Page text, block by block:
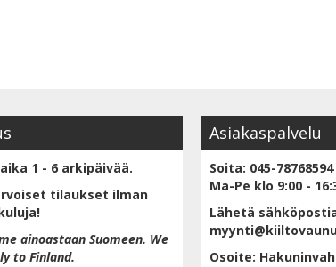
1 - 6 arkipäivää.
tilaukset ilman
ainoastaan Suomeen. We
to Finland.
Asiakaspalvelu
Soita: 045-78768594
Ma-Pe klo 9:00 -
Lähetä
Osoite: